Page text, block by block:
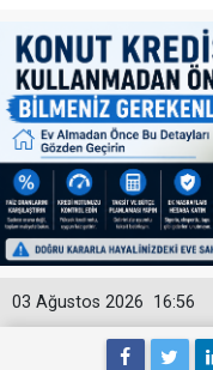
16:56
03 Ağustos 2026